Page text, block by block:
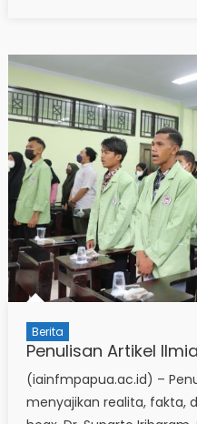
Berita
Penulisan Artikel
(iainfmpapua.ac.id) –
menyajikan realita, fakta,